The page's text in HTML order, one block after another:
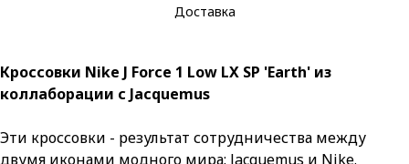
Доставка
Кроссовки Nike J Force 1 Low LX SP 'Earth' из
коллаборации с Jacquemus
Эти кроссовки - результат сотрудничества между
двумя иконами модного мира: Jacquemus и Nike.